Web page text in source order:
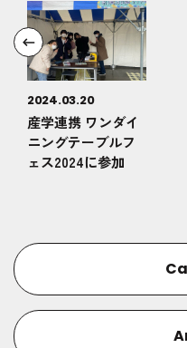
2024.03.20
産学連携 ワンダイ
ニングテーブルフ
ェス2024に参加